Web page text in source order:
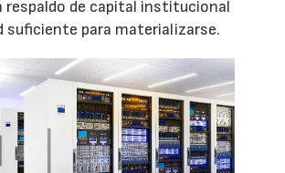
respaldo de capital institucional
suficiente para materializarse.